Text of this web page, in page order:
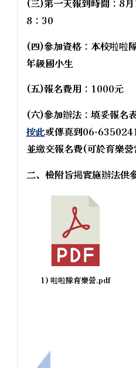
8：30
(四)參加資格：本校啦啦
年級國小生
(五)報名費用：1000元
(六)參加辦法：填妥報名
按此或傳真到06-
並繳交報名費(可於育樂
二、檢附旨揭實施辦法供
1) 啦啦隊育樂營.pdf